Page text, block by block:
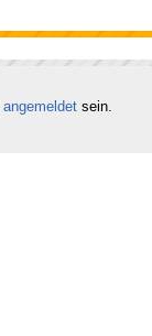
angemeldet sein.